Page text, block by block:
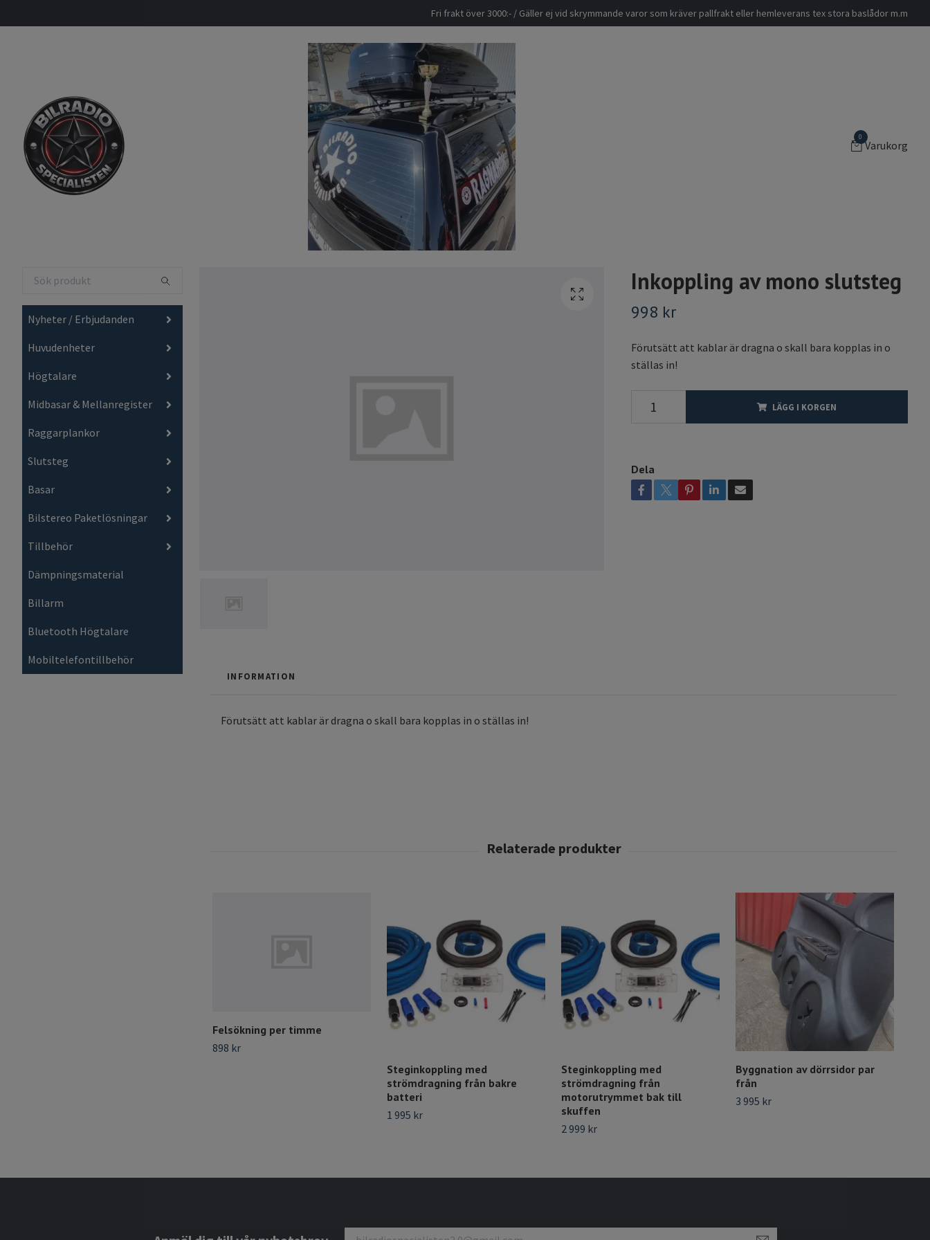
Fri frakt över 3000:- / Gäller ej vid skrymmande varor som kräver pallfrakt eller hemleverans tex stora baslådor m.m
0
Varukorg
Nyheter / Erbjudanden
Huvudenheter
Högtalare
Midbasar & Mellanregister
Raggarplankor
Slutsteg
Basar
Bilstereo Paketlösningar
Tillbehör
Dämpningsmaterial
Billarm
Bluetooth Högtalare
Mobiltelefontillbehör
Inkoppling av mono slutsteg
998 kr
Förutsätt att kablar är dragna o skall bara kopplas in o
ställas in!
LÄGG I KORGEN
Dela
INFORMATION
Förutsätt att kablar är dragna o skall bara kopplas in o ställas in!
Felsökning per timme
898 kr
Steginkoppling med
strömdragning från bakre
batteri
1 995 kr
Steginkoppling med
strömdragning från
motorutrymmet bak till
skuffen
2 999 kr
Byggnation av dörrsidor par
från
3 995 kr